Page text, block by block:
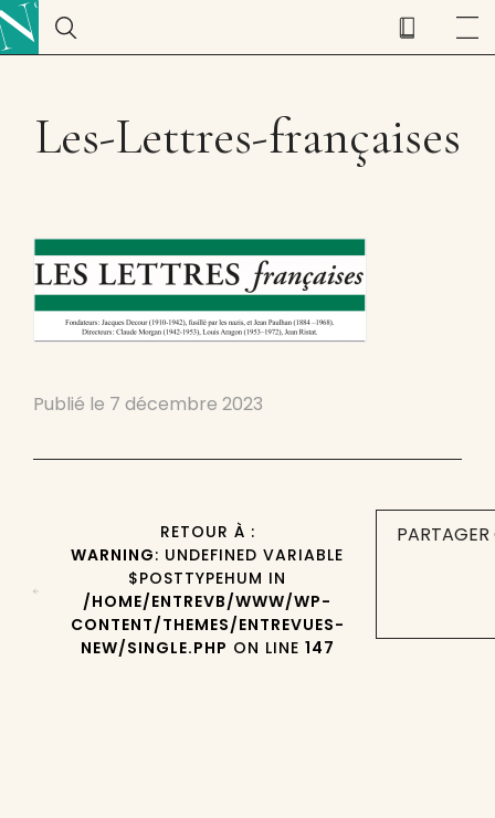
Les-Lettres-françaises
Publié le 7 décembre 2023
RETOUR À :
WARNING: UNDEFINED VARIABLE
$POSTTYPEHUM IN
/HOME/ENTREVB/WWW/WP-
CONTENT/THEMES/ENTREVUES-
NEW/SINGLE.PHP ON LINE 147